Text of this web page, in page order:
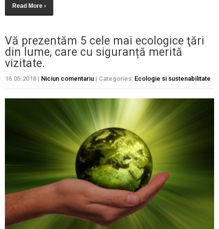
Read More ›
Vă prezentăm 5 cele mai ecologice ţări
din lume, care cu siguranță merită
vizitate.
16.05.2018 | Niciun comentariu | Categories: Ecologie si sustenabilitate